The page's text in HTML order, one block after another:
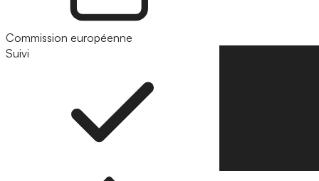
Commission européenne
Suivi